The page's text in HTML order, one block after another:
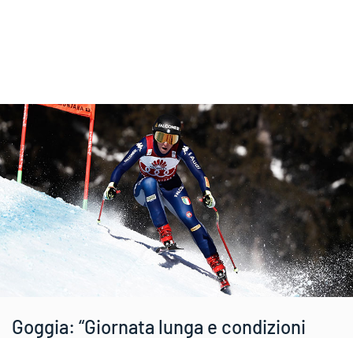
Goggia: “Giornata lunga e condizioni